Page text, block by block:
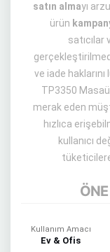
satın almayı
ürün
satıcılar
ve iade haklarını
TP3350
merak eden
hızlıca
kullanıcı
Kullanım Amacı
Ev & Ofis